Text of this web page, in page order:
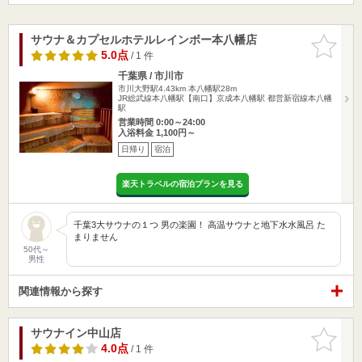
お気に入
りに追加
サウナ＆カプセルホテルレインボー本八幡店
5.0点/ 1 件
千葉県 / 市川市
市川大野駅4.43km 本八幡駅28m
JR総武線本八幡駅【南口】京成本八幡駅 都営新宿線本八幡
駅
営業時間 0:00～24:00
入浴料金 1,100円～
日帰り 宿泊
楽天トラベルの宿泊プランを見る
50代～
男性
千葉3大サウナの１つ 男の楽園！ 高温サウナと地下水水風呂 た
まりません
関連情報から探す
お気に入
りに追加
サウナイン中山店
4.0点/ 1 件